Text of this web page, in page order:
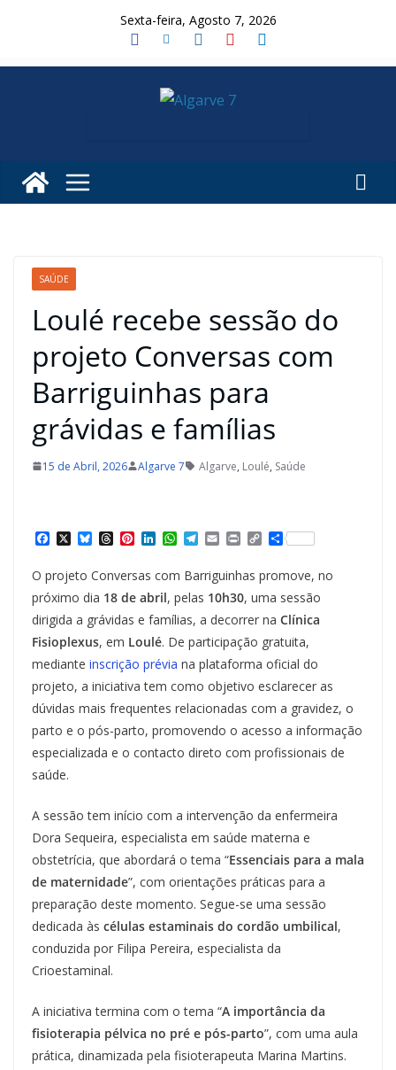
Sexta-feira, Agosto 7, 2026
SAÚDE
Loulé recebe sessão do
projeto Conversas com
Barriguinhas para
grávidas e famílias
15 de Abril, 2026 Algarve 7 Algarve, Loulé, Saúde
a
e
b
o
o
k
X B
u
e
s
k
y
T
h
e
a
d
s
P
t
e
r
e
s
t
L
k
e
d
I
n
W
h
t
s
A
p
p
T
e
e
g
r
a
m
E
m
a
i
l
P
n
t
C
o
y
L
i
n
k
S
h
r
e
O projeto Conversas com Barriguinhas promove, no
próximo dia 18 de abril, pelas 10h30, uma sessão
dirigida a grávidas e famílias, a decorrer na Clínica
Fisioplexus, em Loulé. De participação gratuita,
mediante inscrição prévia na plataforma oficial do
projeto, a iniciativa tem como objetivo esclarecer as
dúvidas mais frequentes relacionadas com a gravidez, o
parto e o pós-parto, promovendo o acesso a informação
especializada e o contacto direto com profissionais de
saúde.
A sessão tem início com a intervenção da enfermeira
Dora Sequeira, especialista em saúde materna e
obstetrícia, que abordará o tema “Essenciais para a mala
de maternidade”, com orientações práticas para a
preparação deste momento. Segue-se uma sessão
dedicada às células estaminais do cordão umbilical,
conduzida por Filipa Pereira, especialista da
Crioestaminal.
A iniciativa termina com o tema “A importância da
fisioterapia pélvica no pré e pós-parto”, com uma aula
prática, dinamizada pela fisioterapeuta Marina Martins.